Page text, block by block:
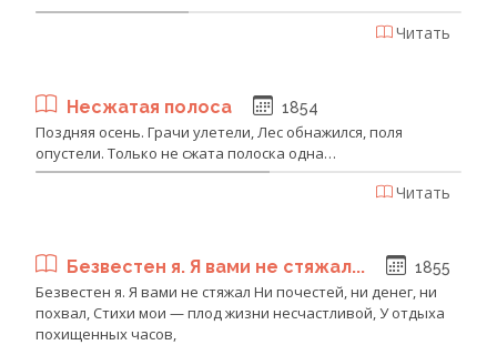
Читать
Несжатая полоса 1854
Поздняя осень. Грачи улетели, Лес обнажился, поля
опустели. Только не сжата полоска одна…
Читать
Безвестен я. Я вами не стяжал... 1855
Безвестен я. Я вами не стяжал Ни почестей, ни денег, ни
похвал, Стихи мои — плод жизни несчастливой, У отдыха
похищенных часов,